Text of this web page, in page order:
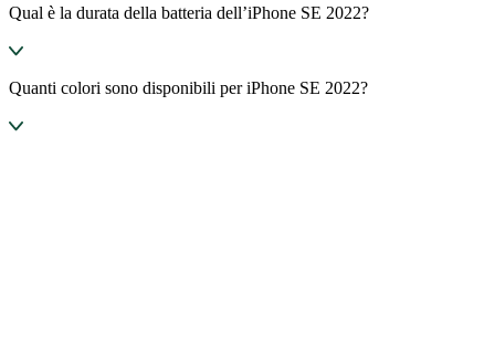
Qual è la durata della batteria dell’iPhone SE 2022?
Quanti colori sono disponibili per iPhone SE 2022?